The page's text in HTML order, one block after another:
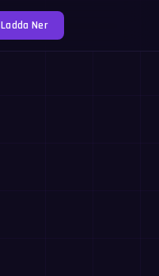
Ladda Ner